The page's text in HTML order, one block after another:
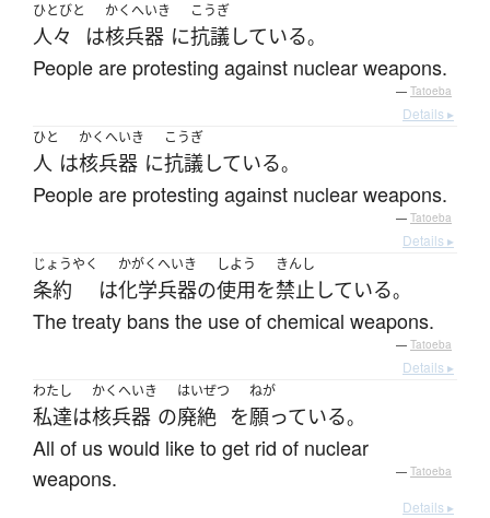
ひとびと
人々 は
かくへいき
核兵器 に
こうぎ
抗議している。
People are protesting against nuclear weapons.
— Tatoeba
Details ▸
ひと
人 は
かくへいき
核兵器 に
こうぎ
抗議している。
People are protesting against nuclear weapons.
— Tatoeba
Details ▸
じょうやく
条約 は
かがくへいき
化学兵器の
しよう
使用を
きんし
禁止 している。
The treaty bans the use of chemical weapons.
— Tatoeba
Details ▸
わたし
私達は
かくへいき
核兵器 の
はいぜつ
廃絶 を
ねが
願っている。
All of us would like to get rid of nuclear
weapons.
— Tatoeba
Details ▸